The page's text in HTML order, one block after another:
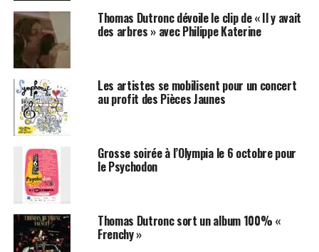
SUJETS ASSOCIÉS: FRANCOISE HARDY
JACQUES DUTRONC
THOMAS DUTRONCThomas Dutronc dévoile le clip de « Il y avait
des arbres » avec Philippe Katerine
Les artistes se mobilisent pour un concert
au profit des Pièces Jaunes
Grosse soirée à l’Olympia le 6 octobre pour
le Psychodon
Thomas Dutronc sort un album 100% «
Frenchy »